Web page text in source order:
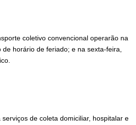
coletivo convencional operarão na
horário de feriado; e na sexta-feira,
de ​coleta domiciliar, hospitalar e